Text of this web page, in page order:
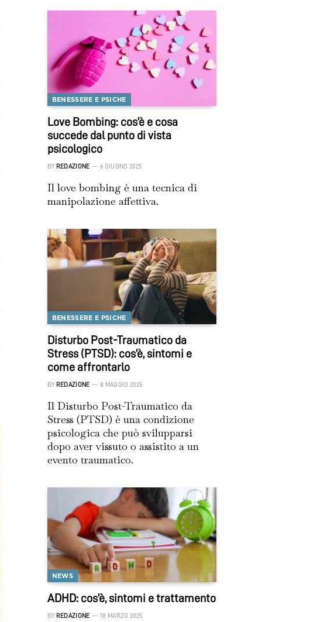
BENESSERE E PSICHE
Love Bombing: cos’è e cosa
succede dal punto di vista
psicologico
BY REDAZIONE 6 GIUGNO 2025
Il love bombing è una tecnica di
manipolazione affettiva.
BENESSERE E PSICHE
Disturbo Post-Traumatico da
Stress (PTSD): cos’è, sintomi e
come affrontarlo
BY REDAZIONE 8 MAGGIO 2025
Il Disturbo Post-Traumatico da
Stress (PTSD) è una condizione
psicologica che può svilupparsi
dopo aver vissuto o assistito a un
evento traumatico.
NEWS
ADHD: cos’è, sintomi e trattamento
BY REDAZIONE 18 MARZO 2025